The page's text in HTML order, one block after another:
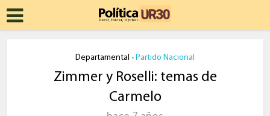
Departamental • Partido Nacional
Zimmer y Roselli: temas de
Carmelo